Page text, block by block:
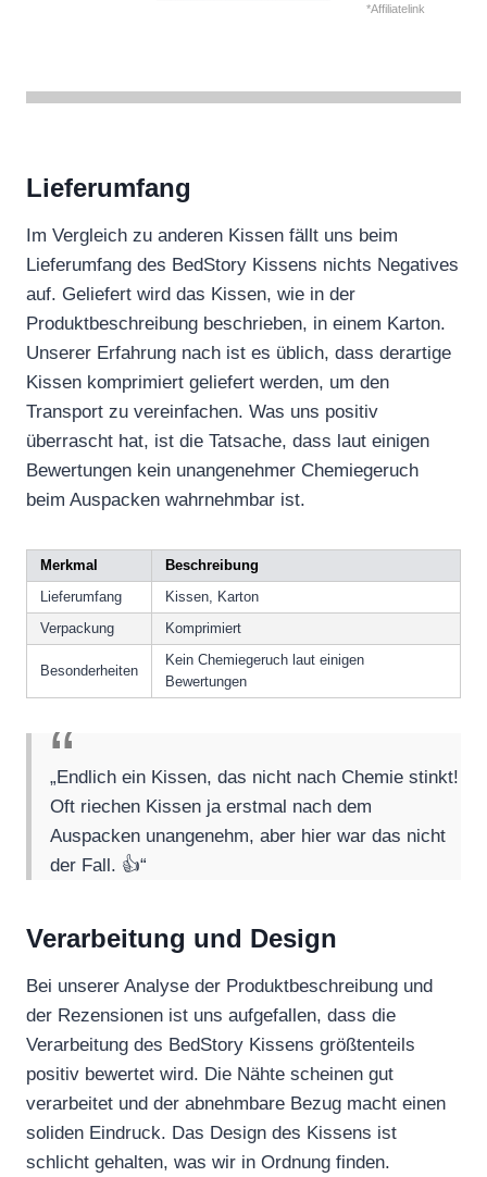
*Affiliatelink
Lieferumfang
Im Vergleich zu anderen Kissen fällt uns beim
Lieferumfang des BedStory Kissens nichts Negatives
auf. Geliefert wird das Kissen, wie in der
Produktbeschreibung beschrieben, in einem Karton.
Unserer Erfahrung nach ist es üblich, dass derartige
Kissen komprimiert geliefert werden, um den
Transport zu vereinfachen. Was uns positiv
überrascht hat, ist die Tatsache, dass laut einigen
Bewertungen kein unangenehmer Chemiegeruch
beim Auspacken wahrnehmbar ist.
Merkmal
Beschreibung
Lieferumfang
Kissen, Karton
Verpackung
Komprimiert
Besonderheiten
Kein Chemiegeruch laut einigen
Bewertungen
„Endlich ein Kissen, das nicht nach Chemie stinkt!
Oft riechen Kissen ja erstmal nach dem
Auspacken unangenehm, aber hier war das nicht
der Fall. 👍“
Verarbeitung und Design
Bei unserer Analyse der Produktbeschreibung und
der Rezensionen ist uns aufgefallen, dass die
Verarbeitung des BedStory Kissens größtenteils
positiv bewertet wird. Die Nähte scheinen gut
verarbeitet und der abnehmbare Bezug macht einen
soliden Eindruck. Das Design des Kissens ist
schlicht gehalten, was wir in Ordnung finden.